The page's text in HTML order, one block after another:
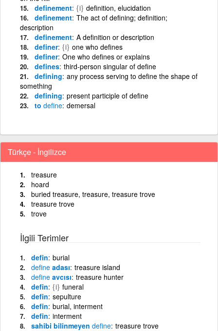
definement {i} definition, elucidation
definement The act of defining; definition;
description
definement A definition or description
definer {i} one who defines
definer One who defines or explains
defines third-person singular of define
defining any process serving to define the shape of
something
defining present participle of define
to define demersal
Türkçe - İngilizce
treasure
hoard
buried treasure, treasure, treasure trove
treasure trove
trove
İlgili Terimler
defin burial
define adası treasure island
define avcısı treasure hunter
defin {i} funeral
defin sepulture
defin burial, interment
defin interment
sahibi bilinmeyen define treasure trove